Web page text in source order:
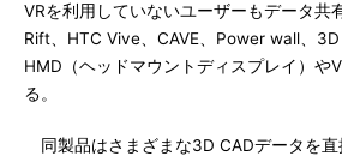
VRを利用していないユーザーもデータ共
Rift、HTC Vive、CAVE、Power wall、
HMD（ヘッドマウントディスプレイ）や
る。
同製品はさまざまな3D CADデータを